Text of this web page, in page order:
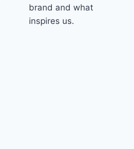
brand and what
inspires us.